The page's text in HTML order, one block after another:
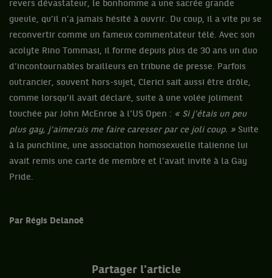
revers dévastateur, le bonhomme a une sacrée grande
gueule, qu’il n’a jamais hésité à ouvrir. Du coup, il a vite pu se
reconvertir comme un fameux commentateur télé. Avec son
acolyte Rino Tommasi, il forme depuis plus de 30 ans un duo
d’incontournables brailleurs en tribune de presse. Parfois
outrancier, souvent hors-sujet, Clerici sait aussi être drôle,
comme lorsqu’il avait déclaré, suite à une volée joliment
touchée par John McEnroe à l’US Open : « Si j’étais un peu
plus gay, j’aimerais me faire caresser par ce joli coup. » Suite
à la punchline, une association homosexuelle italienne lui
avait remis une carte de membre et l’avait invité à la Gay
Pride.
Par Régis Delanoë
Partager l'article